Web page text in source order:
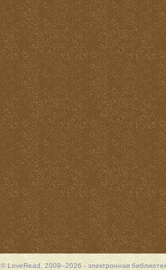
© LoveRead, 2009–2026 - электронная